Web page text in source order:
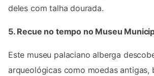
deles com talha dourada.
5. Recue no tempo no Museu
Este museu palaciano alberga
arqueológicas como moedas antigas,